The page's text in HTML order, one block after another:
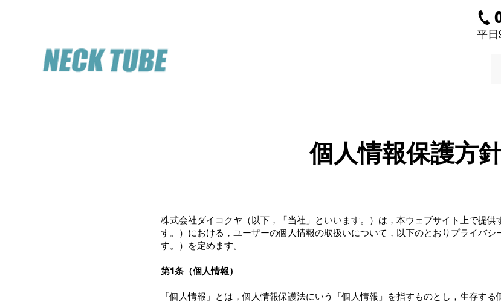
平
個人情報保護方
株式会社ダイコクヤ（以下，「当社」といいます。）は，本ウェブサイト上で提供
す。）における，ユーザーの個人情報の取扱いについて，以下のとおりプライバシ
す。）を定めます。
第1条（個人情報）
「個人情報」とは，個人情報保護法にいう「個人情報」を指すものとし，生存す